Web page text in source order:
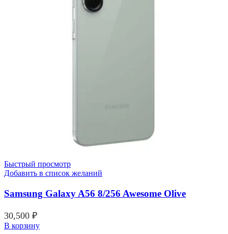
Быстрый просмотр
Добавить в список желаний
Samsung Galaxy A56 8/256 Awesome Olive
30,500 ₽
В корзину